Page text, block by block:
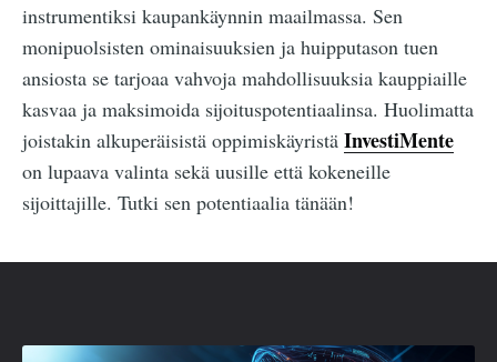
instrumentiksi kaupankäynnin maailmassa. Sen
monipuolsisten ominaisuuksien ja huipputason tuen
ansiosta se tarjoaa vahvoja mahdollisuuksia kauppiaille
kasvaa ja maksimoida sijoituspotentiaalinsa. Huolimatta
joistakin alkuperäisistä oppimiskäyristä InvestiMente
on lupaava valinta sekä uusille että kokeneille
sijoittajille. Tutki sen potentiaalia tänään!